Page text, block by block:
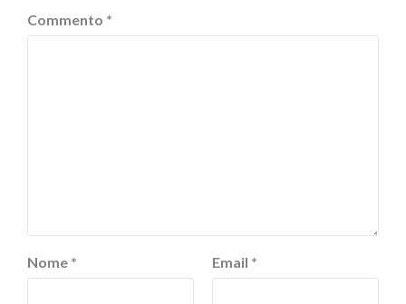
Commento *
Nome * Email *